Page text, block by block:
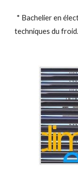
* Bachelier en
techniques du froid.